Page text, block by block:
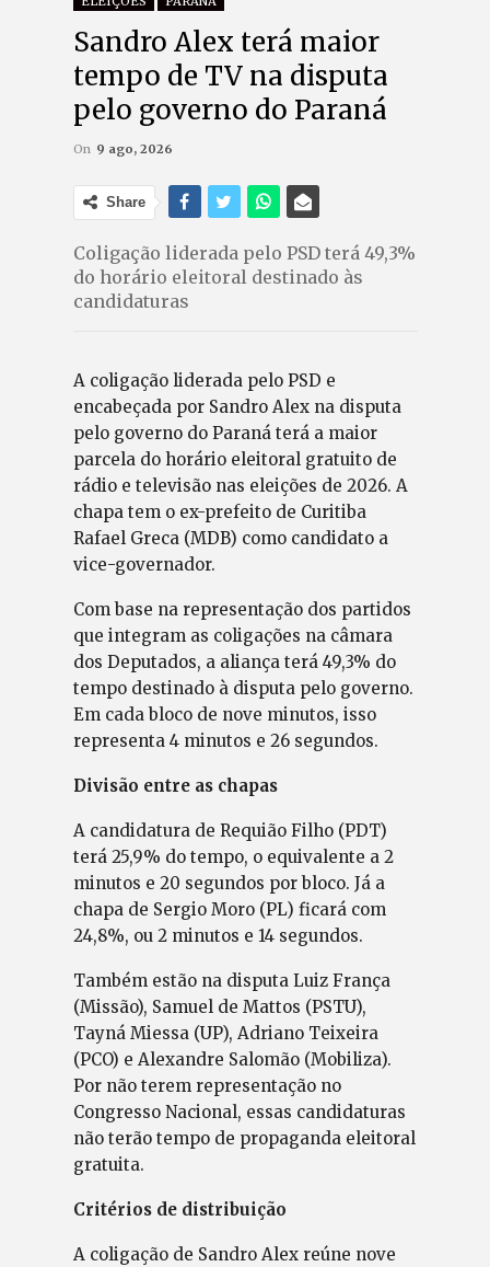
Sandro Alex terá maior
tempo de TV na disputa
pelo governo do Paraná
On 9 ago, 2026
Share
Coligação liderada pelo PSD terá 49,3%
do horário eleitoral destinado às
candidaturas
A coligação liderada pelo PSD e
encabeçada por Sandro Alex na disputa
pelo governo do Paraná terá a maior
parcela do horário eleitoral gratuito de
rádio e televisão nas eleições de 2026. A
chapa tem o ex-prefeito de Curitiba
Rafael Greca (MDB) como candidato a
vice-governador.
Com base na representação dos partidos
que integram as coligações na câmara
dos Deputados, a aliança terá 49,3% do
tempo destinado à disputa pelo governo.
Em cada bloco de nove minutos, isso
representa 4 minutos e 26 segundos.
Divisão entre as chapas
A candidatura de Requião Filho (PDT)
terá 25,9% do tempo, o equivalente a 2
minutos e 20 segundos por bloco. Já a
chapa de Sergio Moro (PL) ficará com
24,8%, ou 2 minutos e 14 segundos.
Também estão na disputa Luiz França
(Missão), Samuel de Mattos (PSTU),
Tayná Miessa (UP), Adriano Teixeira
(PCO) e Alexandre Salomão (Mobiliza).
Por não terem representação no
Congresso Nacional, essas candidaturas
não terão tempo de propaganda eleitoral
gratuita.
Critérios de distribuição
A coligação de Sandro Alex reúne nove